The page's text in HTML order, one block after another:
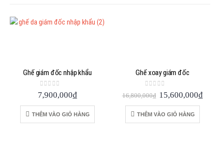
Ghế giám đốc nhập khẩu
0 out of 5
7,900,000₫
THÊM VÀO GIỎ HÀNG
Ghế xoay giám đốc
0out of 5
16,800,000₫ Giá
là:
16,800,000₫.
15,600,000₫Giá
THÊM VÀO GIỎ HÀNG